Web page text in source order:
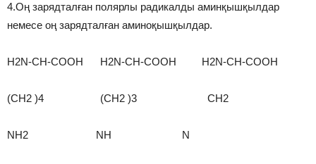
4.Оң зарядталған полярлы радикалды аминқышқылдар
немесе оң зарядталған аминоқышқылдар.
H2N-CH-COOH H2N-CH-COOH H2N-CH-COOH
(CH2 )4 (CH2 )3 CH2
NH2 NH N